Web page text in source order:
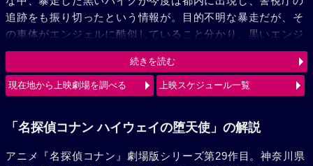
追跡をも振り切ったという情報が。目的不明な暴走だが、そ
の車体がエンジェルに酷似していること分かり、黒いエンジ
ェル“ルシファー”と呼び、追跡を続ける。弟の萩原研二（声:
三木眞一郎）とその同期・松田陣平（声:神奈延年）との記憶
が脳裏によぎる千速。風の女神（エンジェル）VS 黒き堕天
続きを読む
現在地から上映劇場を調べる 上映スケジュール一覧
「名探偵コナン ハイウェイの堕天使」の解説
アニメ『名探偵コナン』劇場版シリーズ第29作目。神奈川県